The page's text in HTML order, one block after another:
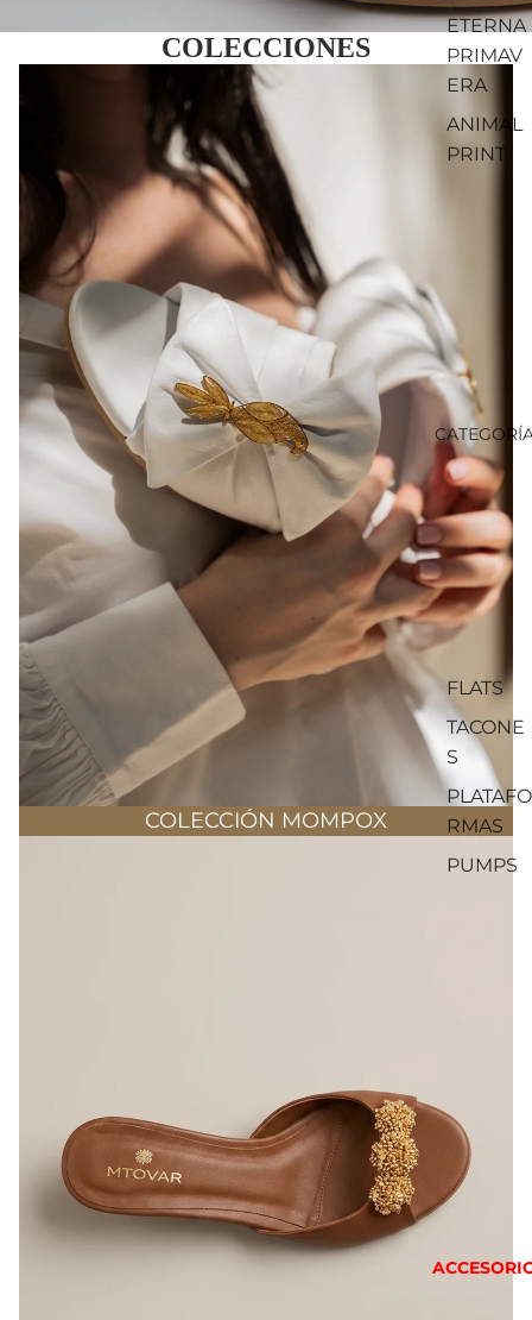
ETERNA
PRIMAV
ERA
ANIMAL
PRINT
FLATS
TACONE
S
PLATAFO
RMAS
PUMPS
COLECCIONES
COLECCIÓN MOMPOX